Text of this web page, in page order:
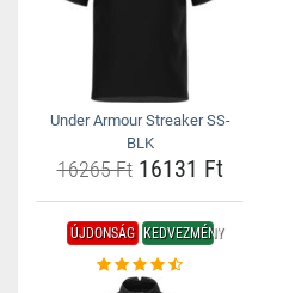
Under Armour Streaker SS-
BLK
16265 Ft16131 Ft
ÚJDONSÁG KEDVEZMÉNY